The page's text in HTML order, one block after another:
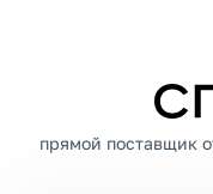
прямой поставщик